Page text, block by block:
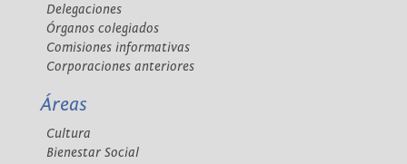
Delegaciones
Órganos colegiados
Comisiones informativas
Corporaciones anteriores
Áreas
Cultura
Bienestar Social